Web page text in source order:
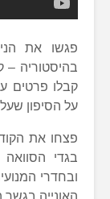
פגשו את
על הסיפון
פצחו את
בגדי
ובחדרי
האונייה בגשר